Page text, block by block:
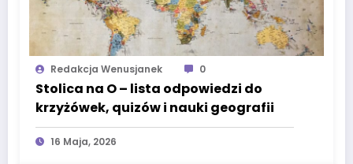
Redakcja Wenusjanek 0
Stolica na O – lista odpowiedzi do
krzyżówek, quizów i nauki geografii
16 Maja, 2026